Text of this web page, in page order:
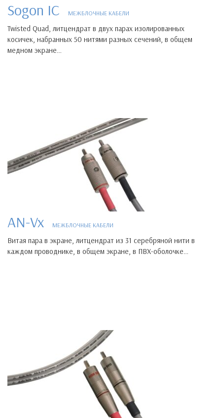
Sogon IC МЕЖБЛОЧНЫЕ КАБЕЛИ
Twisted Quad, литцендрат в двух парах изолированных
косичек, набранных 50 нитями разных сечений, в общем
медном экране…
AN-Vx МЕЖБЛОЧНЫЕ КАБЕЛИ
Витая пара в экране, литцендрат из 31 серебряной нити в
каждом проводнике, в общем экране, в ПВХ-оболочке…